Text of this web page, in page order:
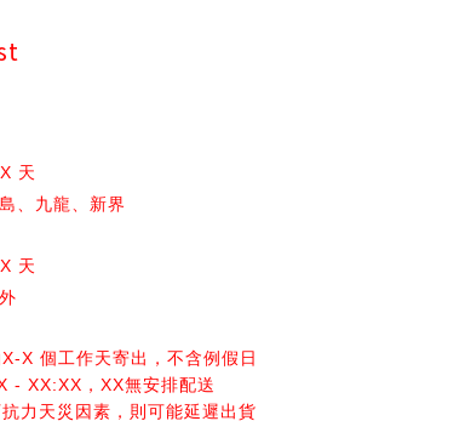
天
、九龍、新界
天
X 個工作天寄出，不含例假日
- XX:XX，XX無安排配送
力天災因素，則可能延遲出貨